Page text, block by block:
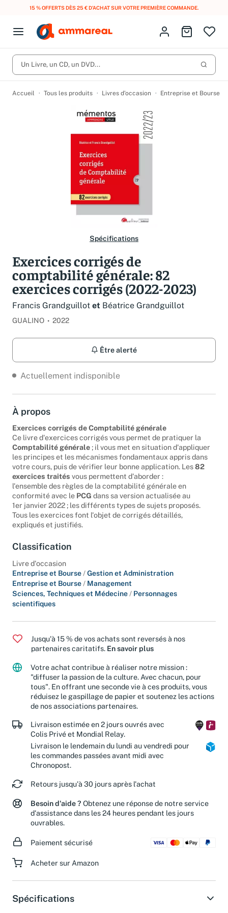
15 % OFFERTS DÈS 25 € D’ACHAT SUR VOTRE PREMIÈRE COMMANDE.
Open menu
Fermer le menu
CD d'occasion
DVD d'occasion
Vinyles d'occasion
Nos engagements
Lancer
Vous n'avez pas trouvé l'article que vous cherchiez ?
Activez les notifications dans votre compte pour être alerté dès
qu'il est en stock.
Créer une alerte
Identifiez-vous
Aller au
Un Livre, un CD, un DVD...
Accueil Tous les produits Livres d’occasion Entreprise et Bourse
Spécifications
Exercices corrigés de
comptabilité générale: 82
exercices corrigés (2022-2023)
Francis Grandguillot et Béatrice Grandguillot
GUALINO 2022
Être alerté
Actuellement indisponible
À propos
Exercices corrigés de Comptabilité générale
Ce livre d'exercices corrigés vous permet de pratiquer la
Comptabilité générale ; il vous met en situation d'appliquer
les principes et les mécanismes fondamentaux appris dans
votre cours, puis de vérifier leur bonne application. Les82
exercices traités vous permettent d'aborder :
l'ensemble des règles de la comptabilité générale en
conformité avec le PCG dans sa version actualisée au
1er janvier 2022 ; les différents types de sujets proposés.
Tous les exercices font l'objet de corrigés détaillés,
expliqués et justifiés.
Classification
Livre d'occasion
Entreprise et Bourse /Gestion et Administration
Entreprise et Bourse / Management
Sciences, Techniques et Médecine / Personnages
scientifiques
Jusqu'à 15 % de vos achats sont reversés à nos
partenaires caritatifs. En savoir plus
Votre achat contribue à réaliser notre mission :
"diffuser la passion de la culture. Avec chacun, pour
tous". En offrant une seconde vie à ces produits, vous
réduisez le gaspillage de papier et soutenez les actions
de nos associations partenaires.
Livraison estimée en 2 jours ouvrés avec
Colis Privé et Mondial Relay.
Livraison le lendemain du lundi au vendredi pour
les commandes passées avant midi avec
Chronopost.
Retours jusqu'à 30 jours après l'achat
Besoin d'aide ? Obtenez une réponse de notre service
d'assistance dans les 24 heures pendant les jours
ouvrables.
Paiement sécurisé
Acheter sur Amazon
Spécifications